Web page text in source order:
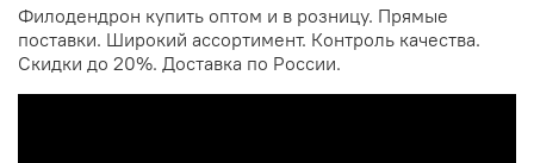
Филодендрон купить оптом и в розницу. Прямые
поставки. Широкий ассортимент. Контроль качества.
Скидки до 20%. Доставка по России.